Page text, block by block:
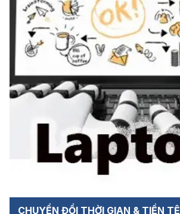
CHUYỂN ĐỔI THỜI GIAN & TIỀN TỆ